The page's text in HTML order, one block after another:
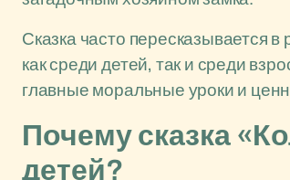
Сказка часто пересказывается
как среди детей, так и среди
главные моральные уроки и
Почему сказка
детей?